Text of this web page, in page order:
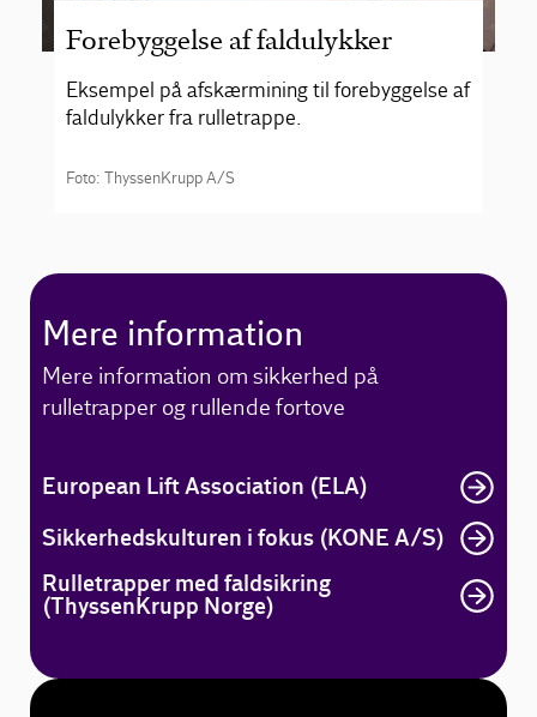
Forebyggelse af faldulykker
Eksempel på afskærmining til forebyggelse af
faldulykker fra rulletrappe.
Foto: ThyssenKrupp A/S
Mere information
Mere information om sikkerhed på
rulletrapper og rullende fortove
European Lift Association (ELA)
Sikkerhedskulturen i fokus (KONE A/S)
Rulletrapper med faldsikring
(ThyssenKrupp Norge)